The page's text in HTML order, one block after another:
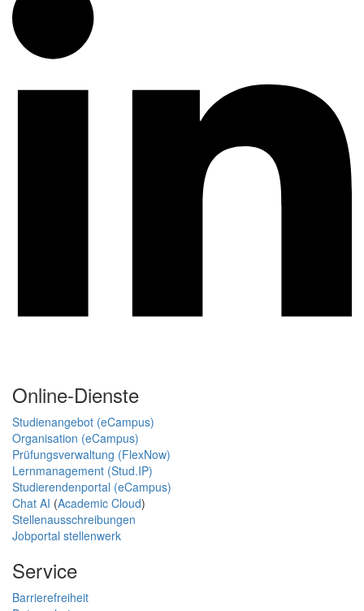
Online-Dienste
Studienangebot (eCampus)
Organisation (eCampus)
Prüfungsverwaltung (FlexNow)
Lernmanagement (Stud.IP)
Studierendenportal (eCampus)
Chat AI (Academic Cloud)
Stellenausschreibungen
Jobportal stellenwerk
Service
Barrierefreiheit